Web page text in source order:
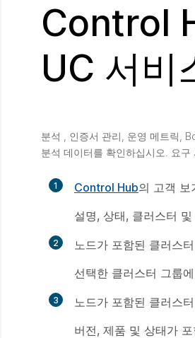
Control
UC 서비
분석 , 인증서 관리, 운영 메트릭,
분석 데이터를 확인하십시오. 요
1 Control Hub의 고객 보
설명, 상태, 클러스터
2 노드가 포함된 클러스
선택한 클러스터 그룹
3 노드가 포함된 클러스
버전, 제품 및 상태가